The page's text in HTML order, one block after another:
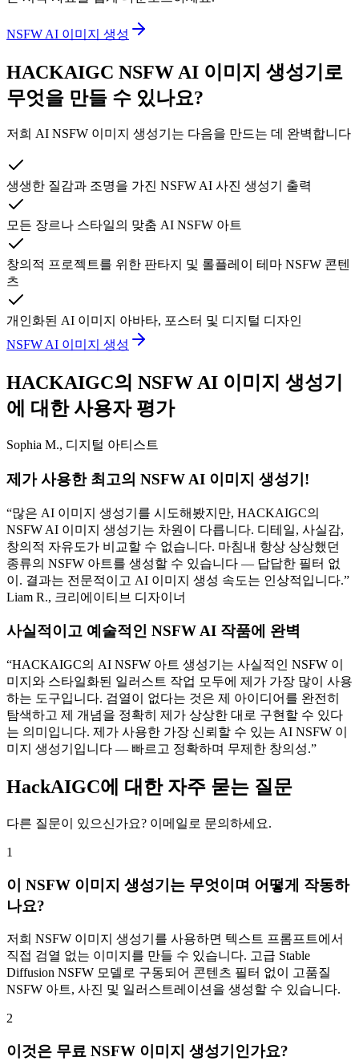
NSFW AI 이미지 생성
HACKAIGC NSFW AI 이미지 생성기로
무엇을 만들 수 있나요?
저희 AI NSFW 이미지 생성기는 다음을 만드는 데 완벽합니다
생생한 질감과 조명을 가진 NSFW AI 사진 생성기 출력
모든 장르나 스타일의 맞춤 AI NSFW 아트
창의적 프로젝트를 위한 판타지 및 롤플레이 테마 NSFW 콘텐
츠
개인화된 AI 이미지 아바타, 포스터 및 디지털 디자인
NSFW AI 이미지 생성
HACKAIGC의 NSFW AI 이미지 생성기
에 대한 사용자 평가
Sophia M., 디지털 아티스트
제가 사용한 최고의 NSFW AI 이미지 생성기!
많은 AI 이미지 생성기를 시도해봤지만, HACKAIGC의
NSFW AI 이미지 생성기는 차원이 다릅니다. 디테일, 사실감,
창의적 자유도가 비교할 수 없습니다. 마침내 항상 상상했던
종류의 NSFW 아트를 생성할 수 있습니다 — 답답한 필터 없
이. 결과는 전문적이고 AI 이미지 생성 속도는 인상적입니다.
Liam R., 크리에이티브 디자이너
사실적이고 예술적인 NSFW AI 작품에 완벽
HACKAIGC의 AI NSFW 아트 생성기는 사실적인 NSFW 이
미지와 스타일화된 일러스트 작업 모두에 제가 가장 많이 사용
하는 도구입니다. 검열이 없다는 것은 제 아이디어를 완전히
탐색하고 제 개념을 정확히 제가 상상한 대로 구현할 수 있다
는 의미입니다. 제가 사용한 가장 신뢰할 수 있는 AI NSFW 이
미지 생성기입니다 — 빠르고 정확하며 무제한 창의성.
HackAIGC에 대한 자주 묻는 질문
다른 질문이 있으신가요? 이메일로 문의하세요.
1
이 NSFW 이미지 생성기는 무엇이며 어떻게 작동하
나요?
저희 NSFW 이미지 생성기를 사용하면 텍스트 프롬프트에서
직접 검열 없는 이미지를 만들 수 있습니다. 고급 Stable
Diffusion NSFW 모델로 구동되어 콘텐츠 필터 없이 고품질
NSFW 아트, 사진 및 일러스트레이션을 생성할 수 있습니다.
2
이것은 무료 NSFW 이미지 생성기인가요?